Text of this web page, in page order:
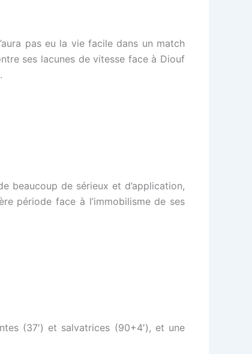
pas eu la vie facile dans un match
ses lacunes de vitesse face à Diouf
beaucoup de sérieux et d’application,
période face à l’immobilisme de ses
(37′) et salvatrices (90+4′), et une